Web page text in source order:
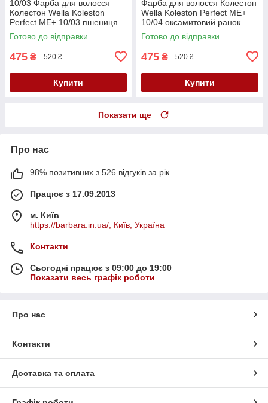
10/03 Фарба для волосся
Колестон Wella Koleston
Perfect ME+ 10/03 пшениця
Готово до відправки
475 ₴ 520 ₴
Купити
Фарба для волосся Колестон
Wella Koleston Perfect ME+
10/04 оксамитовий ранок
Готово до відправки
475 ₴ 520 ₴
Купити
Показати ще
Про нас
98% позитивних з 526 відгуків за рік
Працює з 17.09.2013
м. Київ
https://barbara.in.ua/, Київ, Україна
Контакти
Сьогодні працює з 09:00 до 19:00
Показати весь графік роботи
Про нас
Контакти
Доставка та оплата